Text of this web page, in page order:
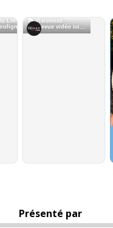
Présenté par